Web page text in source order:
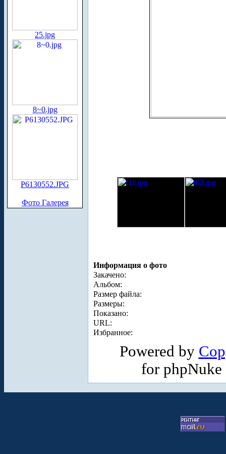
25.jpg
8~0.jpg
P6130552.JPG
Фото Галерея
Информация о фото
Закачено:
Альбом:
Размер файла:
Размеры:
Показано:
URL:
Избранное:
Powered by
for